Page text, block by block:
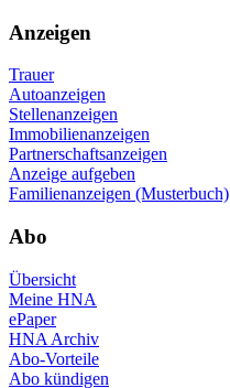
Anzeigen
Trauer
Autoanzeigen
Stellenanzeigen
Immobilienanzeigen
Partnerschaftsanzeigen
Anzeige aufgeben
Familienanzeigen (Musterbuch)
Abo
Übersicht
Meine HNA
ePaper
HNA Archiv
Abo-Vorteile
Abo kündigen